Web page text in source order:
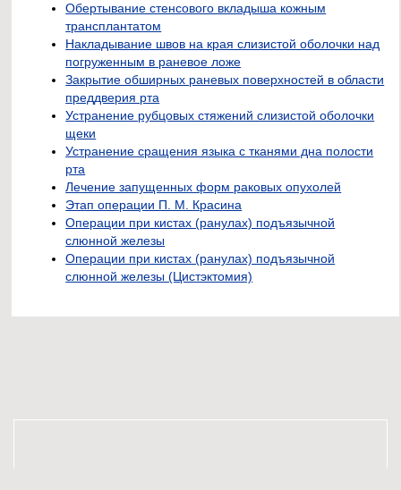
Обертывание стенсового вкладыша кожным
трансплантатом
Накладывание швов на края слизистой оболочки над
погруженным в раневое ложе
Закрытие обширных раневых поверхностей в области
преддверия рта
Устранение рубцовых стяжений слизистой оболочки
щеки
Устранение сращения языка с тканями дна полости
рта
Лечение запущенных форм раковых опухолей
Этап операции П. М. Красина
Операции при кистах (ранулах) подъязычной
слюнной железы
Операции при кистах (ранулах) подъязычной
слюнной железы (Цистэктомия)